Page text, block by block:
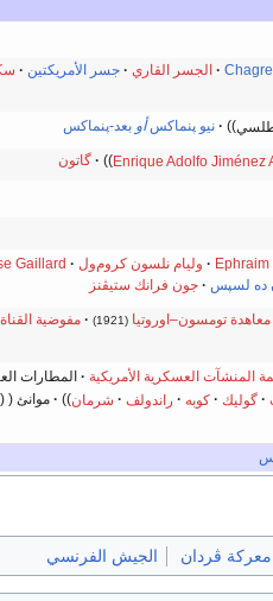
الجسر القاري جسر الأمريكتين
نيو پنماكسأوبعد-پنماكس
Enrique Adolfo Jiménez گاتون
وليام نلسون كروم‌ول
Gaillard
ده لسپس جون فرانك ستيڤنز
معاهدة تومسون–اوروتيا (1921) مفوضية
المنشآت العسكرية الأمريكية المطارات
گوليك كوبه راندولف شرمان موانئ
معركة ڤردان الجيش الفرنسي